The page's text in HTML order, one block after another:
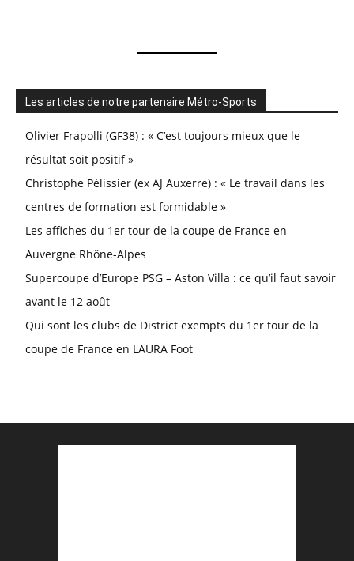
Les articles de notre partenaire Métro-Sports
Olivier Frapolli (GF38) : « C’est toujours mieux que le
résultat soit positif »
Christophe Pélissier (ex AJ Auxerre) : « Le travail dans les
centres de formation est formidable »
Les affiches du 1er tour de la coupe de France en
Auvergne Rhône-Alpes
Supercoupe d’Europe PSG – Aston Villa : ce qu’il faut savoir
avant le 12 août
Qui sont les clubs de District exempts du 1er tour de la
coupe de France en LAURA Foot